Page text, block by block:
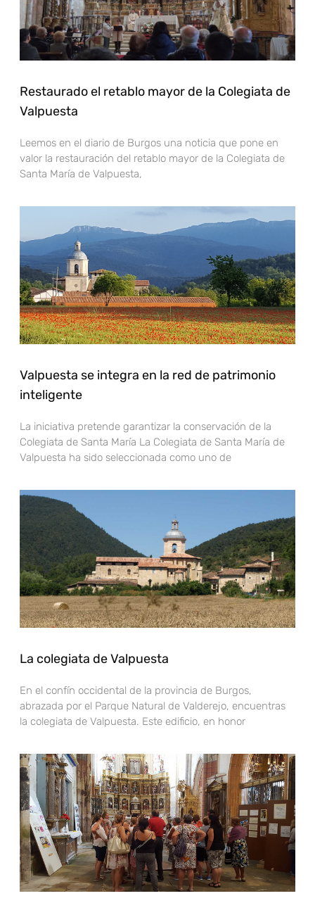
Restaurado el retablo mayor de la Colegiata de
Valpuesta
Leemos en el diario de Burgos una noticia que pone en
valor la restauración del retablo mayor de la Colegiata de
Santa María de Valpuesta,
Valpuesta se integra en la red de patrimonio
inteligente
La iniciativa pretende garantizar la conservación de la
Colegiata de Santa María La Colegiata de Santa María de
Valpuesta ha sido seleccionada como uno de
La colegiata de Valpuesta
En el confín occidental de la provincia de Burgos,
abrazada por el Parque Natural de Valderejo, encuentras
la colegiata de Valpuesta. Este edificio, en honor